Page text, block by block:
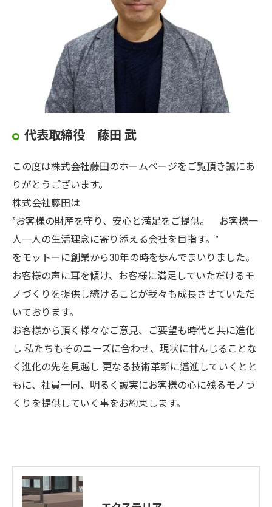
代表取締役 藤田 武
この度は株式会社藤田のホームページをご覧頂き誠にあ
りがとうございます。
株式会社藤田は
”お客様の財産を守り、安心と満足をご提供。 お客様一
人一人の生活理念に寄り添える会社を目指す。”
をモットーに創業から30年の時を歩んでまいりました。
お客様の声に耳を傾け、お客様に満足していただけるモ
ノづくりを提供し続けることが我々も成長させていただ
いております。
お客様から頂く様々なご意見、ご要望も時代と共に進化
し 私たちもそのニーズに合わせ、現状に甘んじることな
く進化の先を見越し 更なる技術革新に邁進していくとと
もに、社員一同、明るく誠実にお客様の心に残るモノづ
くりを提供していく事をお約束します。